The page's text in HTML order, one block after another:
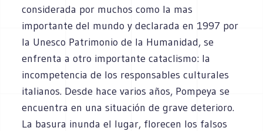
considerada por muchos como la mas
importante del mundo y declarada en 1997 por
la Unesco Patrimonio de la Humanidad, se
enfrenta a otro importante cataclismo: la
incompetencia de los responsables culturales
italianos. Desde hace varios años, Pompeya se
encuentra en una situación de grave deterioro.
La basura inunda el lugar, florecen los falsos